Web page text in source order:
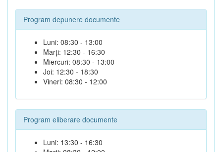
Program depunere documente
Luni: 08:30 - 13:00
Marți: 12:30 - 16:30
Miercuri: 08:30 - 13:00
Joi: 12:30 - 18:30
Vineri: 08:30 - 12:00
Program eliberare documente
Luni: 13:30 - 16:30